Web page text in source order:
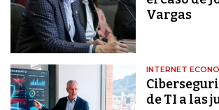
Vargas
INTERNET
de TI a las